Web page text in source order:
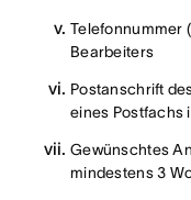
Telefonnummer
Bearbeiters
Postanschrift
eines Postfachs
Gewünschtes
mindestens 3